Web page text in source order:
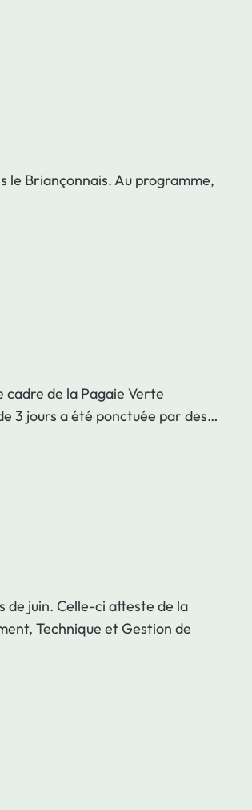
le Briançonnais. Au programme,
cadre de la Pagaie Verte
3 jours a été ponctuée par des…
de juin. Celle-ci atteste de la
Technique et Gestion de